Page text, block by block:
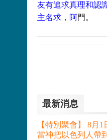
友有追求真理和認
主名求，阿門。
最新消息
【特別聚會】 8月
當神把以色列人帶